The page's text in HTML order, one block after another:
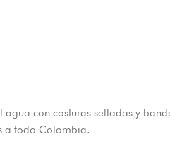
con costuras selladas y
a todo Colombia.